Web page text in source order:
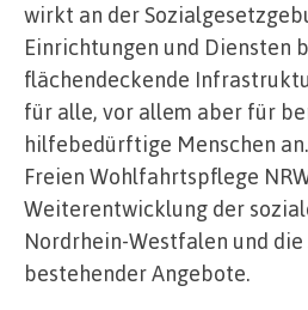
wirkt an der
Einrichtungen und Diensten
flächendeckende
für alle, vor allem aber für
hilfebedürftige Menschen
Freien Wohlfahrtspflege
Weiterentwicklung der
Nordrhein-Westfalen und die
bestehender Angebote.